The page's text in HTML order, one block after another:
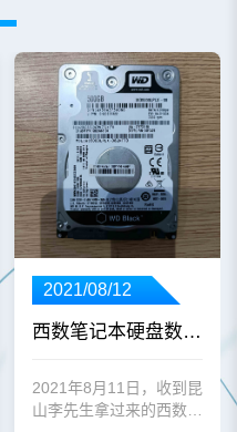
2021/08/12
西数笔记本硬盘数据恢复案例
2021年8月11日，收到昆
山李先生拿过来的西数